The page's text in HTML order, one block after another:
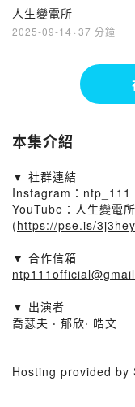
人生變電所
2025-09-14 · 37 分鐘
本集介紹
▼ 社群連結​
Instagram：ntp_111
YouTube：人生變電
(https://pse.is/
▼ 合作信箱​
▼ 出演者​
喬瑟夫 ‧ 郁欣‧ 皓文
--
Hosting provided by